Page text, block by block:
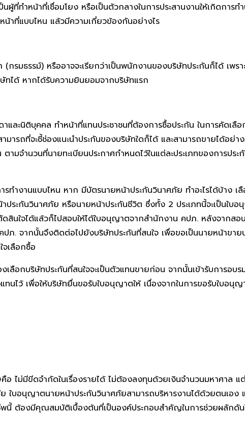
ทำหน้าที่เชื่อมโยง หรือเป็นตัวกลางในการประสานงานให้เกิดการท
น้าที่แบบไหน แล้วมีความเกี่ยวข้องกันอย่างไร
รมธรรม์) หรืออาจจะเรียกว่าเป็นพนักงานของบริษัทประกันก็ได้ เพรา
ทได้ หากได้รับความยินยอมจากบริษัทแรก
ละนิติบุคคล ทำหน้าที่แทนประชาชนที่ต้องการซื้อประกัน ในการคัดเลื
รถที่จะชี้ช่องแนะนำประกันของบริษัทใดก็ได้ และสามารถขายได้อย่าง
จำนวนที่นายทะเบียนประกาศกำหนดไว้ในแต่ละประเภทของการประ
ำงานแบบไหน หาก มีบัตรนายหน้าประกันวินาศภัย ทําอะไรได้บ้าง เลื
ประกันวินาศภัย หรือนายหน้าประกันชีวิต ซึ่งทั้ง 2 ประเภทนี้จะเป็นใบ
สินใจได้แล้วก็ไปสอบให้ได้ใบอนุญาตจากสำนักงาน คปภ. หลังจากสอ
. จากนั้นจึงติดต่อไปยังบริษัทประกันที่สนใจ เพื่อขอเป็นนายหน้าขาย
เลือกซื้อ
อกบริษัทประกันที่สนใจจะเป็นตัวแทนขายก่อน จากนั้นเข้ารับการอบร
ไว้ เพื่อให้บริษัทยื่นขอรับใบอนุญาตให้ เนื่องจากในการขอรับใบอนุญ
ม่มีขีดจำกัดในเรื่องรายได้ ไม่ต้องลงทุนด้วยเงินจำนวนมหาศาล แ
บอนุญาตนายหน้าประกันวินาศภัยสามารถบริหารงานได้ด้วยตนเอง
พนี้ ต้องมีคุณสมบัติเบื้องต้นที่เป็นองค์ประกอบสำคัญในการช่วยผลักดัน